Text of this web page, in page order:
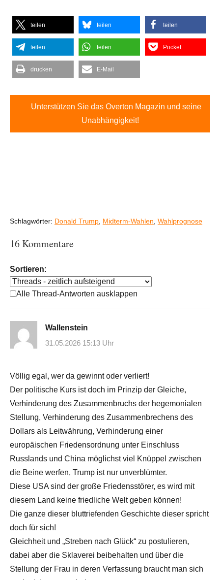
teilen teilen teilen
teilen teilen Pocket
drucken E-Mail
Unterstützen Sie das Overton Magazin und seine
Unabhängigkeit!
Schlagwörter: Donald Trump Midterm-Wahlen Wahlprognose
16 Kommentare
Sortieren:
Alle Thread-Antworten ausklappen
Wallenstein
31.05.2026 15:13 Uhr
Völlig egal, wer da gewinnt oder verliert!
Der politische Kurs ist doch im Prinzip der Gleiche,
Verhinderung des Zusammenbruchs der hegemonialen
Stellung, Verhinderung des Zusammenbrechens des
Dollars als Leitwährung, Verhinderung einer
europäischen Friedensordnung unter Einschluss
Russlands und China möglichst viel Knüppel zwischen
die Beine werfen, Trump ist nur unverblümter.
Diese USA sind der große Friedensstörer, es wird mit
diesem Land keine friedliche Welt geben können!
Die ganze dieser bluttriefenden Geschichte dieser spricht
doch für sich!
Gleichheit und „Streben nach Glück“ zu postulieren,
dabei aber die Sklaverei beibehalten und über die
Stellung der Frau in deren Verfassung braucht man sich